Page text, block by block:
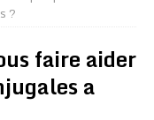
?
faire aider
a